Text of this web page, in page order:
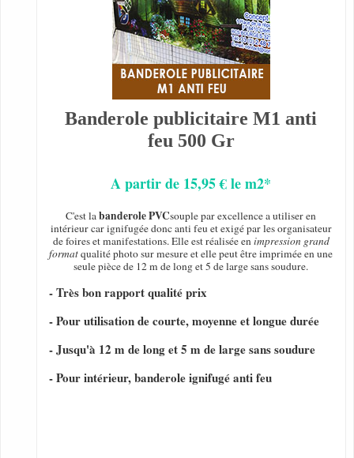
Banderole publicitaire M1 anti
feu 500 Gr
A partir de 15,95 € le m2*
C'est labanderole PVCsouple par excellence a utiliser en
intérieur car ignifugée donc anti feu et exigé par les organisateur
de foires et manifestations. Elle est réalisée enimpression grand
formatqualité photo sur mesure et elle peut être imprimée en une
seule pièce de 12 m de long et 5 de large sans soudure.
- Très bon rapport qualité prix
- Pour utilisation de courte, moyenne et longue durée
- Jusqu'à 12 m de long et 5 m de large sans soudure
- Pour intérieur, banderole ignifugé anti feu